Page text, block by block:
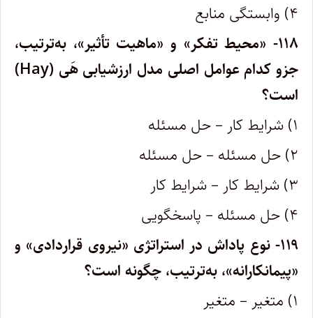
۴) وابستگی منابع
۱۱۸- «محیط تفکر» و «ماهیت تأثیر»، به‌ترتیب،
جزو کدام عوامل اصلی مدل ارزشیابی هَی (Hay
)
است؟
۱) شرایط کار – حل مسئله
۲) حل مسئله – حل مسئله
۳) شرایط کار – شرایط کار
۴) حل مسئله – پاسخگویی
۱۱۹- نوع پاداش در استراتژی «نیروی قراردادی» و
«پیمانکارانه»، به‌ترتیب، چگونه است؟
۱) متغیر – متغیر